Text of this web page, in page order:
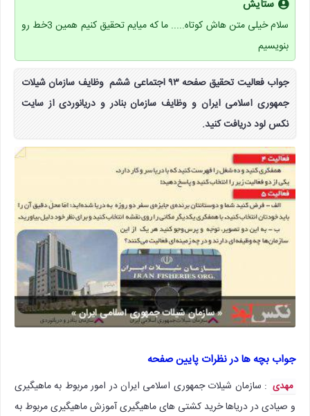
ستایش
سلام خیلی متن هاش کوتاه..... ما که میایم تحقیق کنیم همین 3خط رو
بنویسیم
جواب فعالیت تحقیق صفحه ۹۳ اجتماعی ششم وظایف سازمان شیلات
جمهوری اسلامی ایران و وظایف سازمان بنادر و دریانوردی از سایت
نکس لود دریافت کنید.
جواب بچه ها در نظرات پایین صفحه
مهدی : سازمان شیلات جمهوری اسلامی ایران در امور مربوط به ماهیگیری
و صیادی در دریاها خرید کشتی های ماهیگیری آموزش ماهیگیری مربوط به